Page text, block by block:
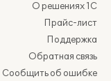
О решениях 1С
Прайс-лист
Поддержка
Обратная связь
Сообщить об ошибке